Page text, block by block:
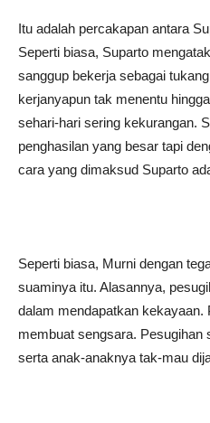
Itu adalah percakapan antara
Seperti biasa, Suparto
sanggup bekerja sebagai
kerjanyapun tak menentu
sehari-hari sering kekurangan.
penghasilan yang besar tapi
cara yang dimaksud Suparto
Seperti biasa, Murni dengan
suaminya itu. Alasannya,
dalam mendapatkan kekayaan.
membuat sengsara. Pesugihan
serta anak-anaknya tak-mau